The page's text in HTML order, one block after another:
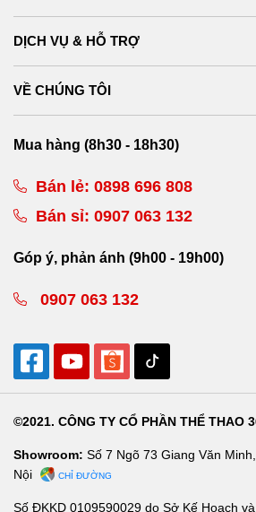
DỊCH VỤ & HỖ TRỢ
VỀ CHÚNG TÔI
Mua hàng (8h30 - 18h30)
Bán lẻ: 0898 696 808
Bán sỉ: 0907 063 132
Góp ý, phản ánh (9h00 - 19h00)
0907 063 132
©2021. CÔNG TY CỔ PHẦN THỂ THAO
Showroom: Số 7 Ngõ 73 Giang Văn
Nội
CHỈ ĐƯỜNG
Số ĐKKD 0109590029 do Sở Kế Hoạch